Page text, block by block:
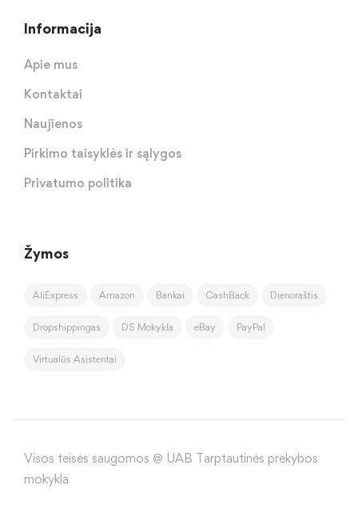
Informacija
Apie mus
Kontaktai
Naujienos
Pirkimo taisyklės ir sąlygos
Privatumo politika
Žymos
AliExpress Amazon Bankai CashBack Dienoraštis
Dropshippingas DS Mokykla eBay PayPal
Virtualūs Asistentai
Visos teisės saugomos @ UAB Tarptautinės prekybos
mokykla